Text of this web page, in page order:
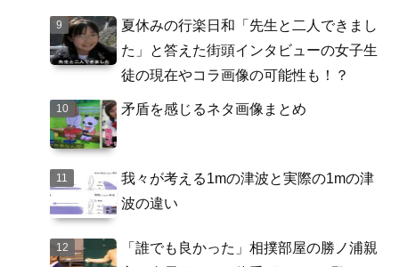
夏休みの行楽日和「先生と二人できまし
た」と答えた街頭インタビューの女子生
徒の現在やコラ画像の可能性も！？
矛盾を感じるネタ画像まとめ
我々が考える1mの津波と実際の1mの津
波の違い
「誰でも良かった」相撲部屋の勝ノ浦親